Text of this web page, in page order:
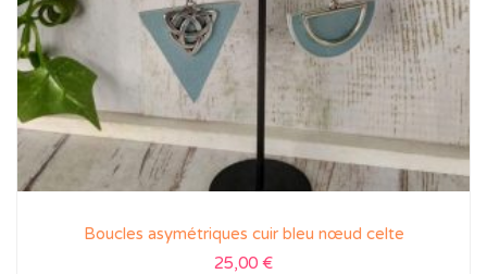
Boucles asymétriques cuir bleu nœud celte
25,00 €